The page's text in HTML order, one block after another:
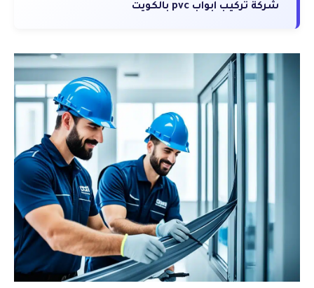
شركة تركيب ابواب pvc بالكويت